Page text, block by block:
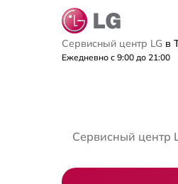
Сервисный центр LG в
Ежедневно с 9:00 до 21:00
Сервисный центр